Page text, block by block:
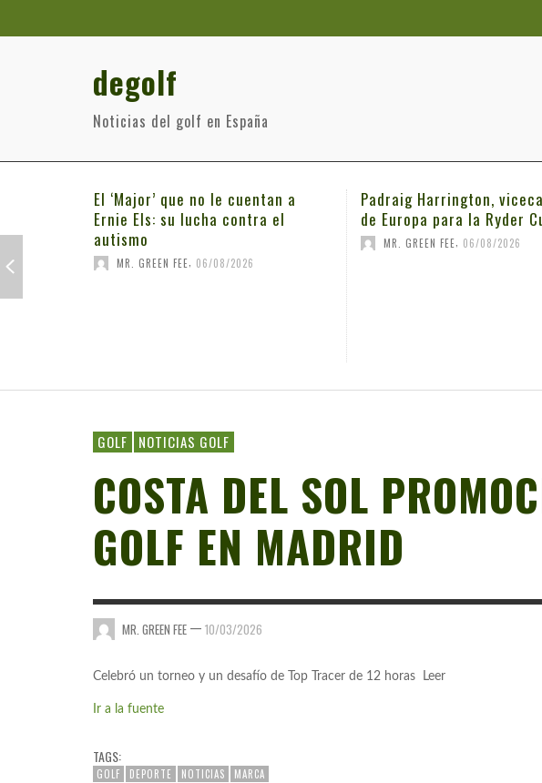
degolf
Noticias del golf en España
El ‘Major’ que no le cuentan a
Ernie Els: su lucha contra el
autismo
MR. GREEN FEE 06/08/2026
Padraig Harrington,
de Europa para la Ryder
MR. GREEN FEE 06/08/2026
GOLF NOTICIAS GOLF
COSTA DEL SOL
GOLF EN MADRID
MR. GREEN FEE — 10/03/2026
Celebró un torneo y un desafío de Top Tracer de 12 horas Leer
Ir a la fuente
TAGS:
GOLF DEPORTE NOTICIAS MARCA